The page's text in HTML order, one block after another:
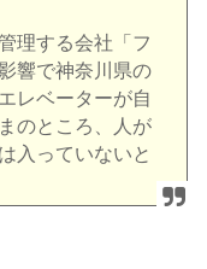
理する会社「フ
響で神奈川県の
レベーターが自
のところ、人が
入っていないと